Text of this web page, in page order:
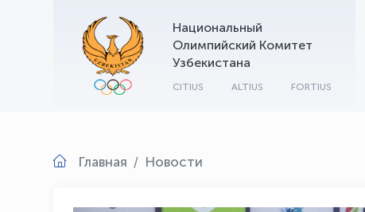
Национальный
Олимпийский Комитет
Узбекистана
CITIUS ALTIUS FORTIUS
Главная Новости